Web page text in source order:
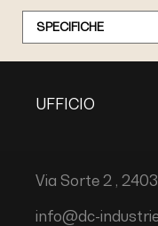
SPECIFICHE
UFFICIO
Via Sorte 2 ,
info@dc-